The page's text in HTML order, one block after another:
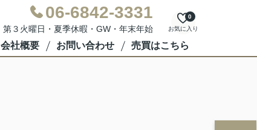
06-6842-3331
３火曜日・夏季休暇・GW・年末年始 お気に入り
0
会社概要 お問い合わせ 売買はこちら